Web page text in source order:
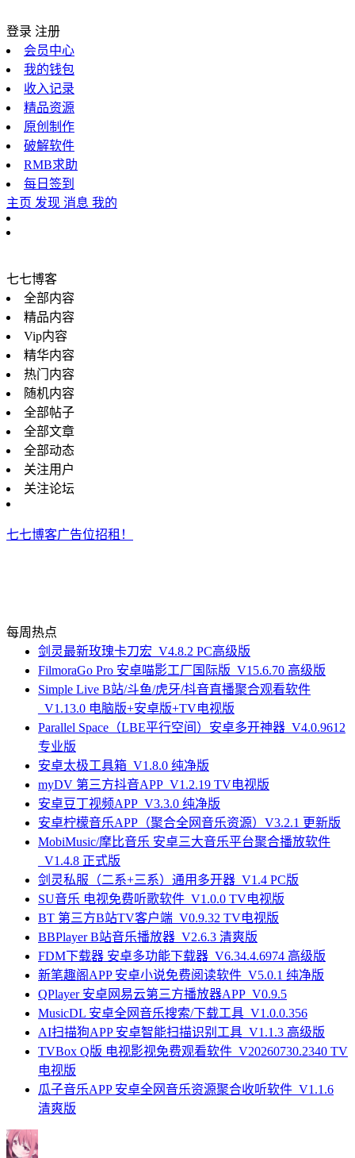
登录 注册
会员中心
我的钱包
收入记录
精品资源
原创制作
破解软件
RMB求助
每日签到
主页 发现 消息 我的
七七博客
全部内容
精品内容
Vip内容
精华内容
热门内容
随机内容
全部帖子
全部文章
全部动态
关注用户
关注论坛
七七博客广告位招租！
每周热点
剑灵最新玫瑰卡刀宏_V4.8.2 PC高级版
FilmoraGo Pro 安卓喵影工厂国际版_V15.6.70 高级版
Simple Live B站/斗鱼/虎牙/抖音直播聚合观看软件
_V1.13.0 电脑版+安卓版+TV电视版
Parallel Space（LBE平行空间）安卓多开神器_V4.0.9612
专业版
安卓太极工具箱_V1.8.0 纯净版
myDV 第三方抖音APP_V1.2.19 TV电视版
安卓豆丁视频APP_V3.3.0 纯净版
安卓柠檬音乐APP（聚合全网音乐资源）V3.2.1 更新版
MobiMusic/摩比音乐 安卓三大音乐平台聚合播放软件
_V1.4.8 正式版
剑灵私服（二系+三系）通用多开器_V1.4 PC版
SU音乐 电视免费听歌软件_V1.0.0 TV电视版
BT 第三方B站TV客户端_V0.9.32 TV电视版
BBPlayer B站音乐播放器_V2.6.3 清爽版
FDM下载器 安卓多功能下载器_V6.34.4.6974 高级版
新笔趣阁APP 安卓小说免费阅读软件_V5.0.1 纯净版
QPlayer 安卓网易云第三方播放器APP_V0.9.5
MusicDL 安卓全网音乐搜索/下载工具_V1.0.0.356
AI扫描狗APP 安卓智能扫描识别工具_V1.1.3 高级版
TVBox Q版 电视影视免费观看软件_V20260730.2340 TV
电视版
瓜子音乐APP 安卓全网音乐资源聚合收听软件_V1.1.6
清爽版